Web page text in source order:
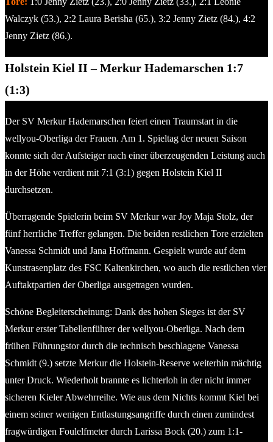
Walczyk (53.), 2:2 Laura Berisha (65.), 3:2 Jenny Zietz (84.), 4:2
Jenny Zietz (86.).
Holstein Kiel II – Merkur Hademarschen 1:7
(1:3)
Der SV Merkur Hademarschen feiert einen Traumstart in die
wellyou-Oberliga der Frauen. Am 1. Spieltag der neuen Saison
konnte sich der Aufsteiger nach einer überzeugenden Leistung auch
in der Höhe verdient mit 7:1 (3:1) gegen Holstein Kiel II
durchsetzen.
Überragende Spielerin beim SV Merkur war Joy Maja Stolz, der
fünf herrliche Treffer gelangen. Die beiden restlichen Tore erzielten
Vanessa Schmidt und Jana Hoffmann. Gespielt wurde auf dem
Kunstrasenplatz des FSC Kaltenkirchen, wo auch die restlichen vier
Auftaktpartien der Oberliga ausgetragen wurden.
Schöne Begleiterscheinung: Dank des hohen Sieges ist der SV
Merkur erster Tabellenführer der wellyou-Oberliga. Nach dem
frühen Führungstor durch die technisch beschlagene Vanessa
Schmidt (9.) setzte Merkur die Holstein-Reserve weiterhin mächtig
unter Druck. Wiederholt brannte es lichterloh in der nicht immer
sicheren Kieler Abwehrreihe. Wie aus dem Nichts kommt Kiel bei
einem seiner wenigen Entlastungsangriffe durch einen zumindest
fragwürdigen Foulelfmeter durch Larissa Bock (20.) zum 1:1-